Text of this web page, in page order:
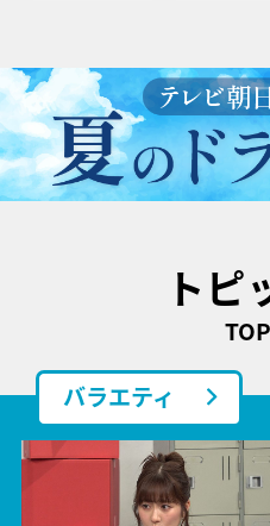
トピ
バラエティ